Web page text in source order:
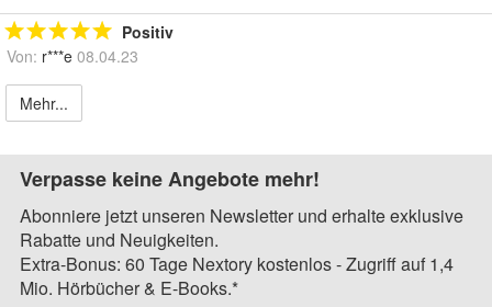
Positiv
Von: r***e 08.04.23
Mehr...
Verpasse keine Angebote mehr!
Abonniere jetzt unseren Newsletter und erhalte exklusive
Rabatte und Neuigkeiten.
Extra-Bonus: 60 Tage Nextory kostenlos - Zugriff auf 1,4
Mio. Hörbücher & E-Books.*